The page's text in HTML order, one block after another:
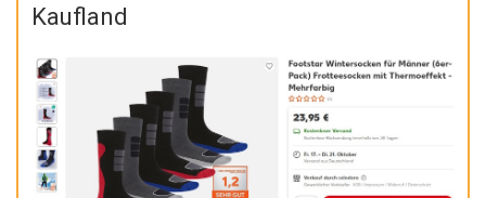
Kaufland